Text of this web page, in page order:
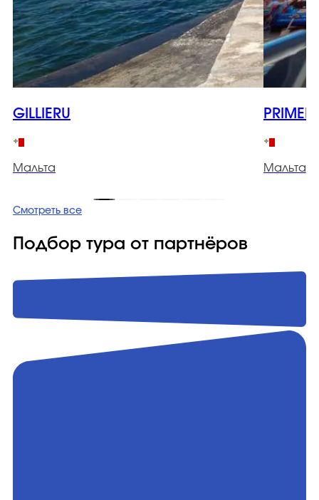
GILLIERU
Мальта Мальта
Смотреть все
Подбор тура от партнёров